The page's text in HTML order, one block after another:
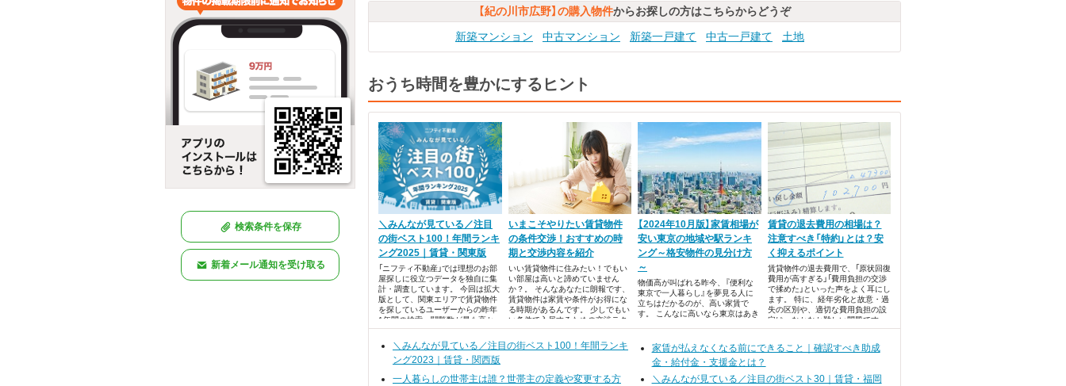
検索条件を保存
新着メール通知を受け取る
【紀の川市広野】の購入物件からお探しの方はこちらからどうぞ
新築マンション
中古マンション 新築一戸建て 中古一戸建て 土地
おうち時間を豊かにするヒント
＼みんなが見ている／注目
の街ベスト100！年間ランキ
ング2025｜賃貸・関東版
「ニフティ不動産」では理想のお部
屋探しに役立つデータを独自に集
計・調査しています。 今回は拡大
版として、関東エリアで賃貸物件
を探しているユーザーからの昨年
1年間の検索・閲覧数が最も高か
った、注目の街ランキングベスト
100を発表します！
いまこそやりたい賃貸物件
の条件交渉！おすすめの時
期と交渉内容を紹介
いい賃貸物件に住みたい！でもい
い部屋は高いと諦めていません
か？。 そんなあなたに朗報です、
賃貸物件は家賃や条件がお得にな
る時期があるんです。 少しでもい
い条件で入居するための交渉テク
ニックをご紹介いたします。 ・7
月～8月と11月は条件がゆるむ！
・家賃、時期、設備の条件交渉
【2024年10月版】家賃相場が
安い東京の地域や駅ランキ
ング～格安物件の見分け方
～
物価高が叫ばれる昨今、『便利な
東京で一人暮らし』を夢見る人に
立ちはだかるのが、高い家賃で
す。 こんなに高いなら東京はあき
家賃が高いイメージがあります
が、コツを掴んで探せば、安い家
賃で賃貸物件を見つけられるんで
す。
賃貸の退去費用の相場は？
注意すべき「特約」とは？安
く抑えるポイント
賃貸物件の退去費用で、「原状回復
費用が高すぎる」「費用負担の交渉
で揉めた」といった声をよく耳にし
ます。 特に、経年劣化と故意・過
失の区別や、適切な費用負担の設
定は、なかなか難しい問題です。
＼みんなが見ている／注目の街ベスト100！年間ランキ
ング2023｜賃貸・関西版
家賃が払えなくなる前にできること｜確認すべき助成
金・給付金・支援金とは？
一人暮らしの世帯主は誰？世帯主の定義や変更する方
＼みんなが見ている／注目の街ベスト30｜賃貸・福岡